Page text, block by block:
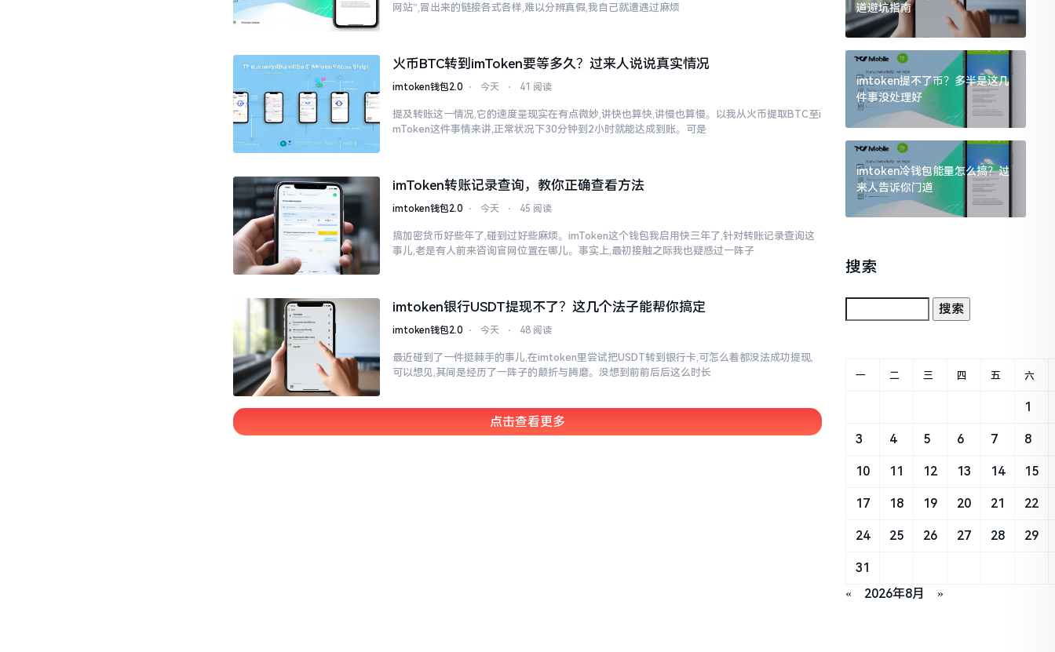
网站”,冒出来的链接各式各样,难以分辨真假,我自己就遭遇过麻烦
火币BTC转到imToken要等多久？过来人说说真实情况
imtoken钱包2.0 ⋅ 今天 ⋅ 41 阅读
提及转账这一情况,它的速度呈现实在有点微妙,讲快也算快,讲慢也算慢。以我从火币提取BTC至i
mToken这件事情来讲,正常状况下30分钟到2小时就能达成到账。可是
imToken转账记录查询，教你正确查看方法
imtoken钱包2.0 ⋅ 今天 ⋅ 45 阅读
搞加密货币好些年了,碰到过好些麻烦。imToken这个钱包我启用快三年了,针对转账记录查询这
事儿,老是有人前来咨询官网位置在哪儿。事实上,最初接触之际我也疑惑过一阵子
imtoken银行USDT提现不了？这几个法子能帮你搞定
imtoken钱包2.0 ⋅ 今天 ⋅ 48 阅读
最近碰到了一件挺棘手的事儿,在imtoken里尝试把USDT转到银行卡,可怎么着都没法成功提现,
可以想见,其间是经历了一阵子的颠折与腾磨。没想到前前后后这么时长
点击查看更多
道避坑指南
imtoken提不了币？多半是这几
件事没处理好
imtoken冷钱包能量怎么搞？过
来人告诉你门道
搜索
« 2026年8月 »
一 二 三 四 五 六
1
3 4 5 6 7 8
10 11 12 13 14 15
17 18 19 20 21 22
24 25 26 27 28 29
31